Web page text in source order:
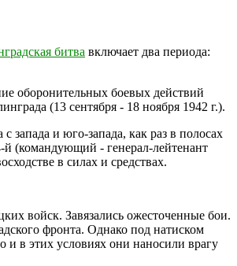
битва включает два периода:
оборонительных боевых действий
(13 сентября - 18 ноября 1942 г.).
и юго-запада, как раз в полосах
й (командующий - генерал-лейтенант
в силах и средствах.
войск. Завязались ожесточенные бои.
фронта. Однако под натиском
в этих условиях они наносили врагу